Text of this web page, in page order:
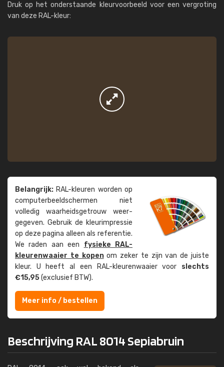
Druk op het onderstaande kleurvoorbeeld voor een vergroting
van deze RAL-kleur:
Belangrijk: RAL-kleuren worden op
computer­beeld­schermen niet
volledig waarheids­­getrouw weer­
gegeven. Gebruik de kleur­impressie
op deze pagina alleen als referentie.
We raden aan een fysieke RAL-
kleuren­waaier te kopenom zeker te zijn van de juiste
kleur. U heeft al een RAL-kleuren­waaier voor slechts
€15,95(exclusief BTW).
Meer info / bestellen
Beschrijving RAL 8014 Sepiabruin